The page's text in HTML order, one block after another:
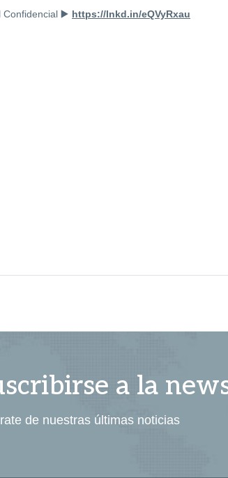
Confidencial ▶️ https://lnkd.in/eQVyRxau
a la
de nuestras últimas noticias